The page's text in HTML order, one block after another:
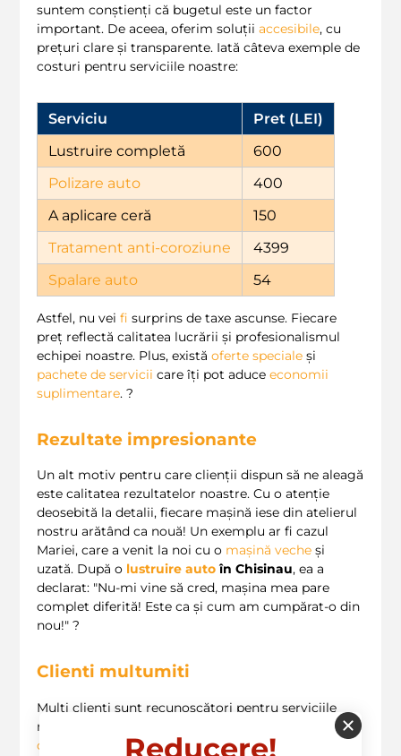
suntem conștienți că bugetul este un factor
important. De aceea, oferim soluții accesibile, cu
prețuri clare și transparente. Iată câteva exemple de
costuri pentru serviciile noastre:
Serviciu
Pret (LEI)
Lustruire completă
600
Polizare auto
400
A aplicare ceră
150
Tratament anti-coroziune
4399
Spalare auto
54
Astfel, nu vei fi surprins de taxe ascunse. Fiecare
preț reflectă calitatea lucrării și profesionalismul
echipei noastre. Plus, există oferte speciale și
pachete de servicii care îți pot aduce economii
suplimentare. ?
Rezultate impresionante
Un alt motiv pentru care clienții dispun să ne aleagă
este calitatea rezultatelor noastre. Cu o atenție
deosebită la detalii, fiecare mașină iese din atelierul
nostru arătând ca nouă! Un exemplu ar fi cazul
Mariei, care a venit la noi cu o mașină veche și
uzată. După o lustruire auto în Chisinau, ea a
declarat: "Nu-mi vine să cred, mașina mea pare
complet diferită! Este ca și cum am cumpărat-o din
nou!" ?
Clienti multumiti
Mulți clienți sunt recunoscători pentru serviciile
noastre, iar evaluările lor vorbesc de la sine. De la
diagnosticare
lapolizare, fiecare serviciu este
Reducere!